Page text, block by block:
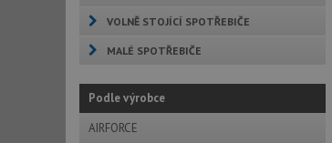
VOLNĚ STOJÍCÍ SPOTŘEBIČE
MALÉ SPOTŘEBIČE
Podle výrobce
AIRFORCE